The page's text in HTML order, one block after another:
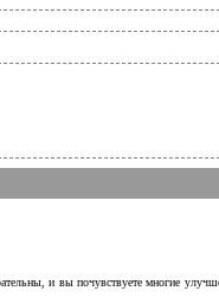
и вы почувствуете многие